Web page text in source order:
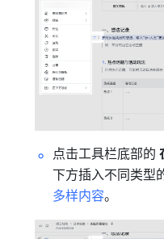
点击工具栏底部的
下方插入不同类型
多样内容。